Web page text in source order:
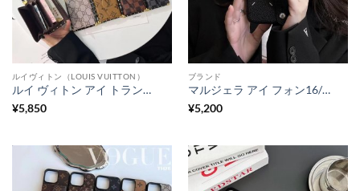
ルイヴィトン（LOUIS VUITTON）
ルイ ヴィトン アイ トランク iphone16/16pro/15/15promax ケース ショルダー iphone カード 収納 ケース ヴィトン gucci galaxy s23 ultra ケース おしゃれ メンズ ギャラクシーs22/s21 ケース ブランド
¥5,850
ブランド
マルジェラ アイ フォン16/16promax/15 ケース ベルト付き iphone15pro/14/13 ケース おしゃれ ブランド Margiela iphoneケース 韓国 流行り
¥5,200